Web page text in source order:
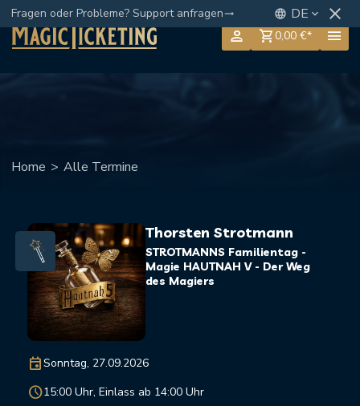
Fragen oder Probleme? Support anfragen trending_flat language DE keyboard_arrow_down close
person shopping_cart 0,00 €* menu
Home > Alle Termine
Thorsten Strotmann
STROTMANNS Familientag -
Magie HAUTNAH V - Der Weg
des Magiers
eventSonntag, 27.09.2026
schedule15:00 Uhr, Einlass ab 14:00 Uhr